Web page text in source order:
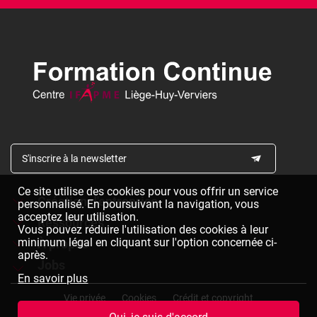
Ce site utilise des cookies pour vous offrir un service
personnalisé. En poursuivant la navigation, vous
acceptez leur utilisation.
Vous pouvez réduire l'utilisation des cookies à leur
minimum légal en cliquant sur l'option concernée ci-
après.
En savoir plus
S'inscrire à la newsletter
Création d'entreprise
Formations à la création d'entreprise
Chèques formation à la création d'entreprise
Ressources
Dépliants à télécharger
Bulletin d'inscription à télécharger
À propos
Le centre IFAPME Liège-Huy-Verviers
Devenir formateur
Vie privée Cookies Crédit et copyright